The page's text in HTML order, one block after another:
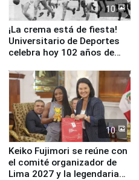
10
¡La crema está de fiesta!
Universitario de Deportes
celebra hoy 102 años de
10
Keiko Fujimori se reúne con
el comité organizador de
Lima 2027 y la legendaria